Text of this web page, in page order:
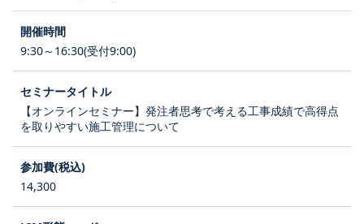
9:30～16:30(受付9:00)
【オンラインセミナー】発注者思考で考える工事成績で高得点
を取りやすい施工管理について
14,300